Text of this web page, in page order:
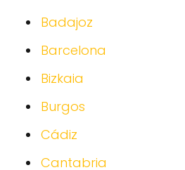
Badajoz
Barcelona
Bizkaia
Burgos
Cádiz
Cantabria